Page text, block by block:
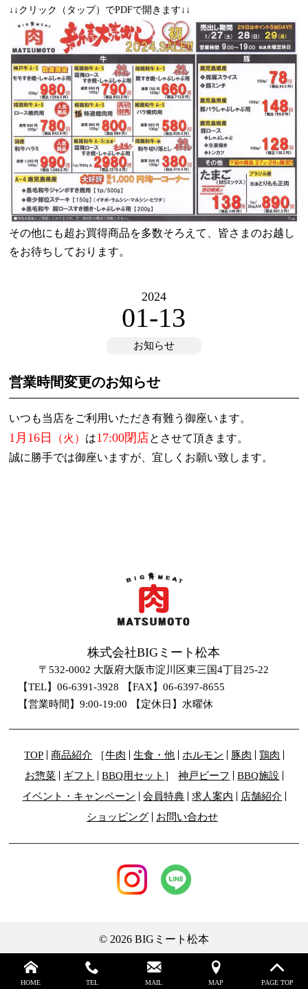
↓↓クリック（タップ）でPDFで開きます↓↓
その他にも超お買得商品を多数そろえて、皆さまのお越し
をお待ちしております。
2024
01-13
お知らせ
営業時間変更のお知らせ
いつも当店をご利用いただき有難う御座います。
1月16日 （火） は17:00閉店とさせて頂きます。
誠に勝手では御座いますが、宜しくお願い致します。
株式会社BIGミート松本
〒532-0002 大阪府大阪市淀川区東三国4丁目25-22
【TEL】06-6391-3928
【FAX】06-6397-8655
【営業時間】9:00-19:00
【定休日】水曜休
TOP 商品紹介 牛肉 生食・他 ホルモン 豚肉
鶏肉
お惣菜
ギフト BBQ用セット 神戸ビーフ
BBQ施設
イベント・キャンペーン
会員特典 求人案内
店舗紹介
ショッピング
お問い合わせ
© 2026 BIGミート松本
HOME TEL MAIL MAP PAGE TOP